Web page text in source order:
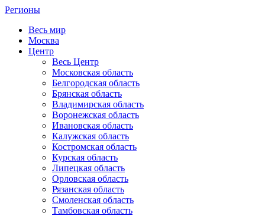
Регионы
Весь мир
Москва
Центр
Весь Центр
Московская область
Белгородская область
Брянская область
Владимирская область
Воронежская область
Ивановская область
Калужская область
Костромская область
Курская область
Липецкая область
Орловская область
Рязанская область
Смоленская область
Тамбовская область